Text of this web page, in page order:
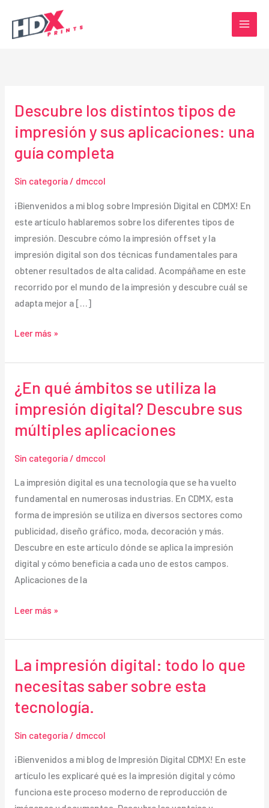
contenido
Descubre los distintos tipos de
impresión y sus aplicaciones: una
guía completa
Sin categoría/ dmccol
¡Bienvenidos a mi blog sobre Impresión Digital en CDMX! En
este artículo hablaremos sobre los diferentes tipos de
impresión. Descubre cómo la impresión offset y la
impresión digital son dos técnicas fundamentales para
obtener resultados de alta calidad. Acompáñame en este
recorrido por el mundo de la impresión y descubre cuál se
adapta mejor a […]
Descubre
distintos
tipos
de
impresión
y
aplicaciones:
una
guía
completa
Leer más »
¿En qué ámbitos se utiliza la
impresión digital? Descubre sus
múltiples aplicaciones
Sin categoría/ dmccol
La impresión digital es una tecnología que se ha vuelto
fundamental en numerosas industrias. En CDMX, esta
forma de impresión se utiliza en diversos sectores como
publicidad, diseño gráfico, moda, decoración y más.
Descubre en este artículo dónde se aplica la impresión
digital y cómo beneficia a cada uno de estos campos.
Aplicaciones de la
¿En
ámbitos
se
utiliza
la
impresión
Descubre
sus
múltiples
aplicaciones
Leer más »
La impresión digital: todo lo que
necesitas saber sobre esta
tecnología.
Sin categoría/ dmccol
¡Bienvenidos a mi blog de Impresión Digital CDMX! En este
artículo les explicaré qué es la impresión digital y cómo
funciona este proceso moderno de reproducción de